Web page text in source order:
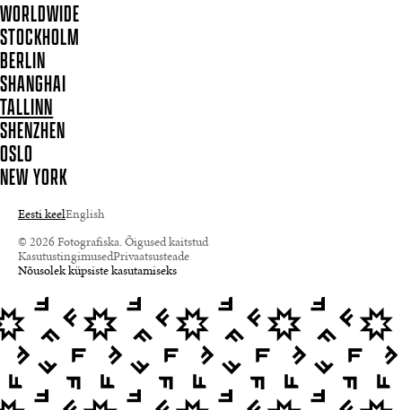
WORLDWIDE
STOCKHOLM
BERLIN
SHANGHAI
TALLINN
SHENZHEN
OSLO
NEW YORK
Eesti keelEnglish
© 2026 Fotografiska. Õigused kaitstud
KasutustingimusedPrivaatsusteade
Nõusolek küpsiste kasutamiseks